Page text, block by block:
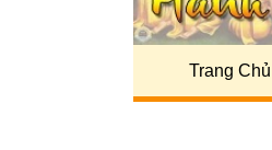
Trang Chủ